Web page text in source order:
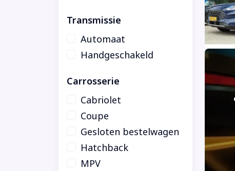
Transmissie
Automaat
Handgeschakeld
Carrosserie
Cabriolet
Coupe
Gesloten bestelwagen
Hatchback
MPV